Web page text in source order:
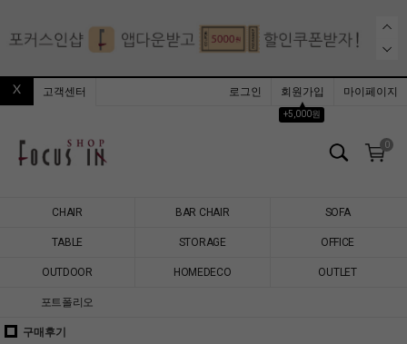
고객센터 로그인
회원가입
▲
+5,000원
마이페이지
0
CHAIR BAR CHAIR SOFA
TABLE STORAGE OFFICE
OUTDOOR HOMEDECO OUTLET
포트폴리오
구매후기